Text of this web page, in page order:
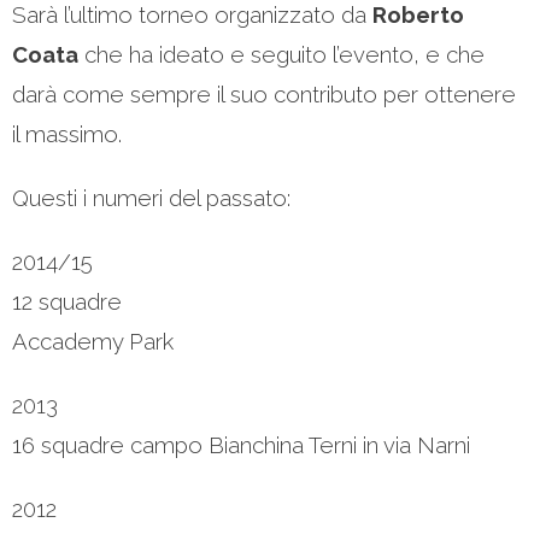
Sarà l’ultimo torneo organizzato da Roberto
Coata che ha ideato e seguito l’evento, e che
darà come sempre il suo contributo per ottenere
il massimo.
Questi i numeri del passato:
2014/15
12 squadre
Accademy Park
2013
16 squadre campo Bianchina Terni in via Narni
2012